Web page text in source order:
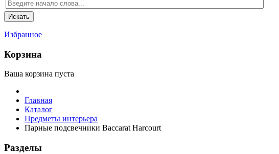
Избранное
Корзина
Ваша корзина пуста
Главная
Каталог
Предметы интерьера
Парные подсвечники Baccarat Harcourt
Разделы